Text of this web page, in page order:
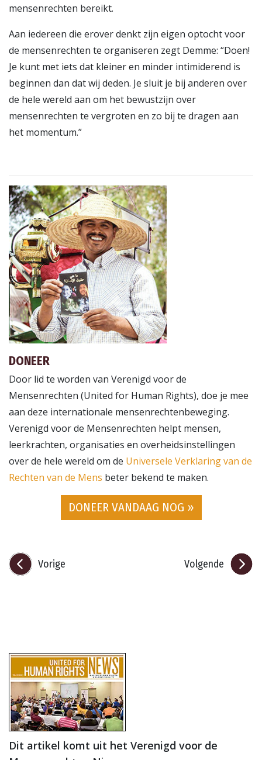
mensenrechten bereikt.
Aan iedereen die erover denkt zijn eigen optocht voor
de mensenrechten te organiseren zegt Demme: “Doen!
Je kunt met iets dat kleiner en minder intimiderend is
beginnen dan dat wij deden. Je sluit je bij anderen over
de hele wereld aan om het bewustzijn over
mensenrechten te vergroten en zo bij te dragen aan
het momentum.”
DONEER
Door lid te worden van Verenigd voor de
Mensenrechten (United for Human Rights), doe je mee
aan deze internationale mensenrechtenbeweging.
Verenigd voor de Mensenrechten helpt mensen,
leerkrachten, organisaties en overheidsinstellingen
over de hele wereld om de Universele Verklaring van de
Rechten van de Mens beter bekend te maken.
DONEER VANDAAG NOG »
Vorige Volgende
Dit artikel komt uit het Verenigd voor de